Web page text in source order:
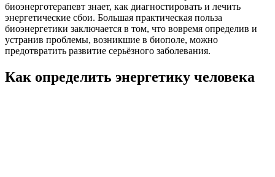
биоэнерготерапевт знает, как диагностировать и лечить
энергетические сбои. Большая практическая польза
биоэнергетики заключается в том, что вовремя определив и
устранив проблемы, возникшие в биополе, можно
предотвратить развитие серьёзного заболевания.
Как определить энергетику человека